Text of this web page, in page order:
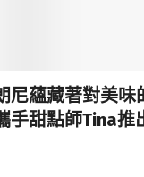
尼蘊藏著對美
手甜點師Tina推